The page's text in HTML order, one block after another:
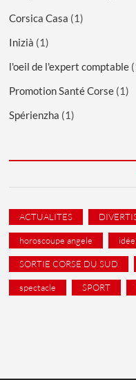
Corsica Casa (1)
Inizià (1)
l'oeil de l'expert comptable
Promotion Santé Corse (1)
Spérienzha (1)
ACTUALITES
horoscoupe angele
SORTIE CORSE DU SUD
spectacle SPORT